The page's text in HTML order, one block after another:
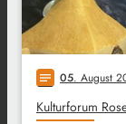
notes 05. August
Kulturforum